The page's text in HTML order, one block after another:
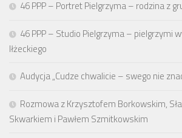
46 PPP – Portret Pielgrzyma – rodzina z
46 PPP – Studio Pielgrzyma – pielgrzymi
Iłżeckiego
Audycja „Cudze chwalicie – swego nie
Rozmowa z Krzysztofem Borkowskim,
Skwarkiem i Pawłem Szmitkowskim